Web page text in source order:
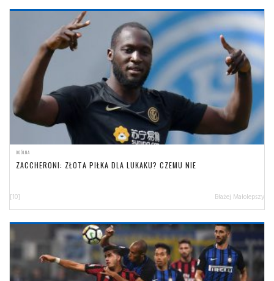
OGÓLNA
ZACCHERONI: ZŁOTA PIŁKA DLA LUKAKU? CZEMU NIE
[10] Błażej Małolepszy